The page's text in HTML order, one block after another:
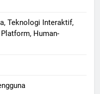
Teknologi Interaktif,
Human-